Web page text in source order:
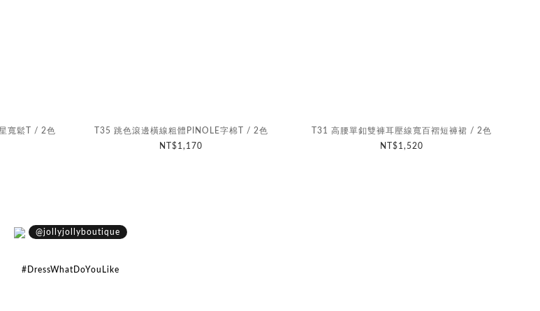
寬鬆T / 2色
T35 跳色滾邊橫線粗體PINOLE字棉T / 2色
NT$1,170
T31 高腰單釦雙褲耳壓線寬百褶短褲裙 / 2色
NT$1,520
@jollyjollyboutique
#DressWhatDoYouLike